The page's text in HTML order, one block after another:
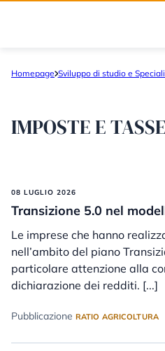
Homepage Sviluppo di studio e
IMPOSTE E TASSE
08 LUGLIO 2026
Transizione 5.0 nel
Le imprese che hanno
nell’ambito del piano
particolare attenzione alla
dichiarazione dei redditi. [...]
Pubblicazione RATIO AGRICOLTURA